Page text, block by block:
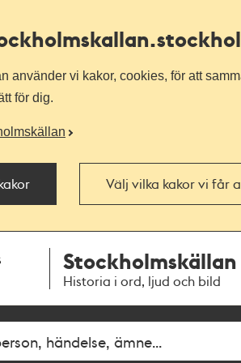
använder vi kakor, cookies, för att
för dig.
Välj vilka kakor vi får
Stockholmskällan
Historia i ord, ljud och bild